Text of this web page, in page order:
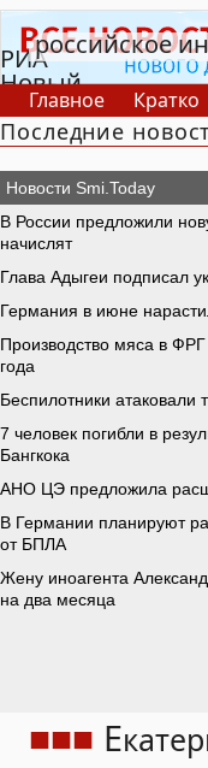
РИА
Новый
День
российское
Главное Кратко
В России
В мире
Спецпроекты
Последние
Е